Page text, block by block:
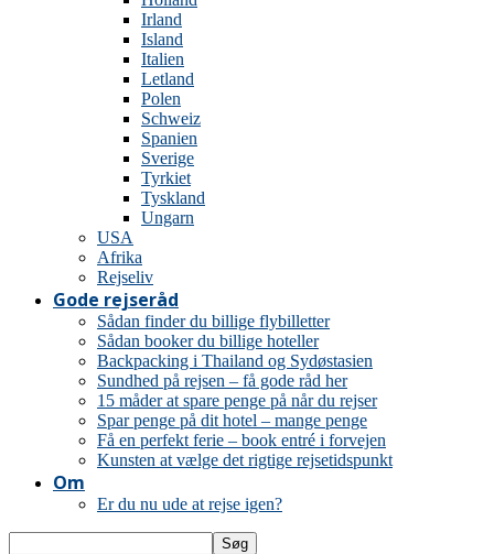
Irland
Island
Italien
Letland
Polen
Schweiz
Spanien
Sverige
Tyrkiet
Tyskland
Ungarn
USA
Afrika
Rejseliv
Gode rejseråd
Sådan finder du billige flybilletter
Sådan booker du billige hoteller
Backpacking i Thailand og Sydøstasien
Sundhed på rejsen – få gode råd her
15 måder at spare penge på når du rejser
Spar penge på dit hotel – mange penge
Få en perfekt ferie – book entré i forvejen
Kunsten at vælge det rigtige rejsetidspunkt
Om
Er du nu ude at rejse igen?